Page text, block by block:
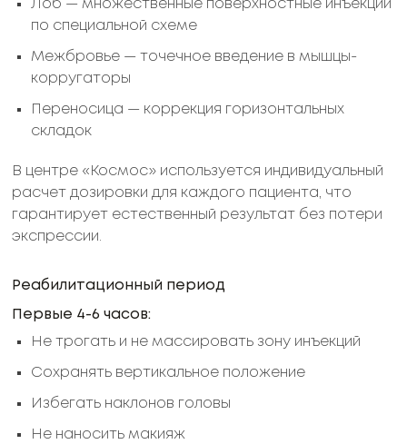
Лоб — множественные поверхностные инъекции
по специальной схеме
Межбровье — точечное введение в мышцы-
корругаторы
Переносица — коррекция горизонтальных
складок
В центре «Космос» используется индивидуальный
расчет дозировки для каждого пациента, что
гарантирует естественный результат без потери
экспрессии.
Реабилитационный период
Первые 4-6 часов:
Не трогать и не массировать зону инъекций
Сохранять вертикальное положение
Избегать наклонов головы
Не наносить макияж